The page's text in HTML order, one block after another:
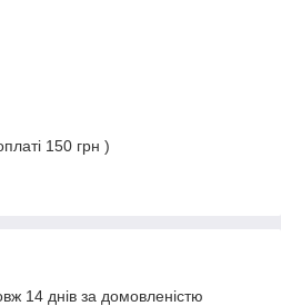
150 грн )
14 днів за домовленістю